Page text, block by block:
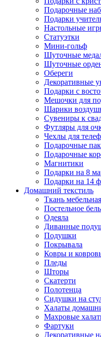
Подарочные
Подарки
Настольные
Статуэтки
Мини-гольф
Шуточные
Шуточные
Обереги
Декоративные
Подарки с
Мешочки для
Шарики
Сувениры к
Футляры для
Чехлы для
Подарочные
Подарочные
Магнитики
Подарки на 8
Подарки на 14
Домашний текстиль
Ткань мебельная
Постельное
Одеяла
Диванные
Подушки
Покрывала
Ковры и
Пледы
Шторы
Скатерти
Полотенца
Сидушки на
Халаты
Махровые
Фартуки
Декоративные